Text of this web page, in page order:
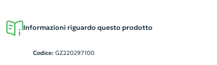
Informazioni riguardo questo prodotto
Codice: GZ220297100